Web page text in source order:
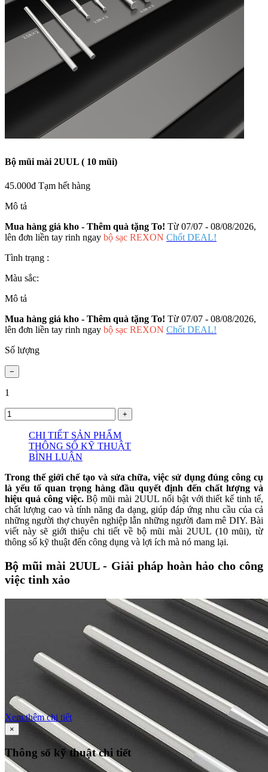
Bộ mũi mài 2UUL ( 10 mũi)
45.000đ Tạm hết hàng
Mô tả
Mua hàng giá kho - Thêm quà tặng To! Từ 07/07 - 08/08/2026,
lên đơn liền tay rinh ngay bộ sạc REXON Chốt DEAL!
Tình trạng :
Màu sắc:
Mô tả
Mua hàng giá kho - Thêm quà tặng To! Từ 07/07 - 08/08/2026,
lên đơn liền tay rinh ngay bộ sạc REXON Chốt DEAL!
Số lượng
1
CHI TIẾT SẢN PHẨM
THÔNG SỐ KỸ THUẬT
BÌNH LUẬN
Trong thế giới chế tạo và sửa chữa, việc sử dụng đúng công cụ
là yếu tố quan trọng hàng đầu quyết định đến chất lượng và
hiệu quả công việc.Bộ mũi mài 2UUL nổi bật với thiết kế tinh tế,
chất lượng cao và tính năng đa dạng, giúp đáp ứng nhu cầu của cả
những người thợ chuyên nghiệp lẫn những người đam mê DIY. Bài
viết này sẽ giới thiệu chi tiết về bộ mũi mài 2UUL (10 mũi), từ
thông số kỹ thuật đến công dụng và lợi ích mà nó mang lại.
Bộ mũi mài 2UUL - Giải pháp hoàn hảo cho công
việc tinh xảo
Xem thêm chi tiết
×
Thông số kỹ thuật chi tiết